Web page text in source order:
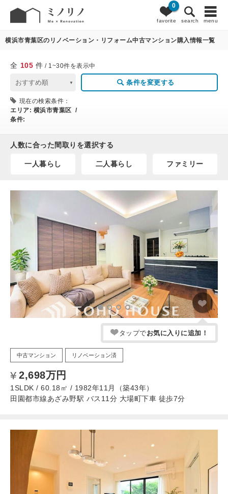
favorite
0
search menu
105 条件変更
横浜市青葉区のリノベーション・リフォーム中古マンション購入情報一覧
全 105 件 / 1~30件を表示中
条件を変更する
現在の検索条件：
エリア: 横浜市青葉区 /
条件:
人数に合った間取りを選択する
一人暮らし 二人暮らし ファミリー
タップでお気に入りに追加！
中古マンション リノベーション済
2,698万円
1SLDK / 60.18㎡ / 1982年11月（築43年）
田園都市線あざみ野駅 バス11分 大場町下車 徒歩7分